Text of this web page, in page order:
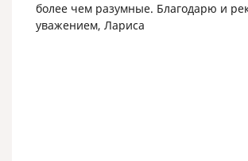
более чем разумные. Благодарю и
уважением, Лариса